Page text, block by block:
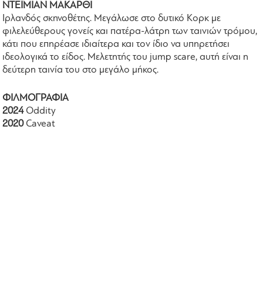
ΝΤΕΪΜΙΑΝ ΜΑΚΑΡΘΙ
Ιρλανδός σκηνοθέτης. Μεγάλωσε στo δυτικό Κορκ με
φιλελεύθερους γονείς και πατέρα-λάτρη των ταινιών τρόμου,
κάτι που επηρέασε ιδιαίτερα και τον ίδιο να υπηρετήσει
ιδεολογικά το είδος. Μελετητής του jump scare, αυτή είναι η
δεύτερη ταινία του στο μεγάλο μήκος.
ΦΙΛΜΟΓΡΑΦΙΑ
2024 Oddity
2020 Caveat